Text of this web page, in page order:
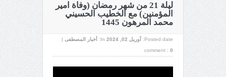
ليلة 21 من شهر رمضان (وفاة امير
المؤمنين) مع الخطيب الحسيني
محمد المرهون 1445
Posted date: آوریل 02, 2024 In: أخبار المصطفى |
comment : 0